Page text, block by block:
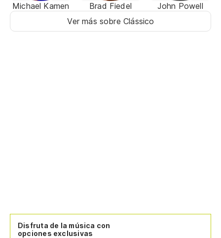
Michael Kamen Brad Fiedel
John Powell
Ver más sobre Clássico
Disfruta de la música con
opciones exclusivas